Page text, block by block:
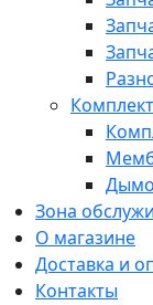
Зона
О магазине
Доставка и
Контакты